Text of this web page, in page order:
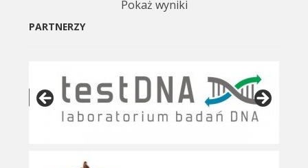
Pokaż wyniki
PARTNERZY